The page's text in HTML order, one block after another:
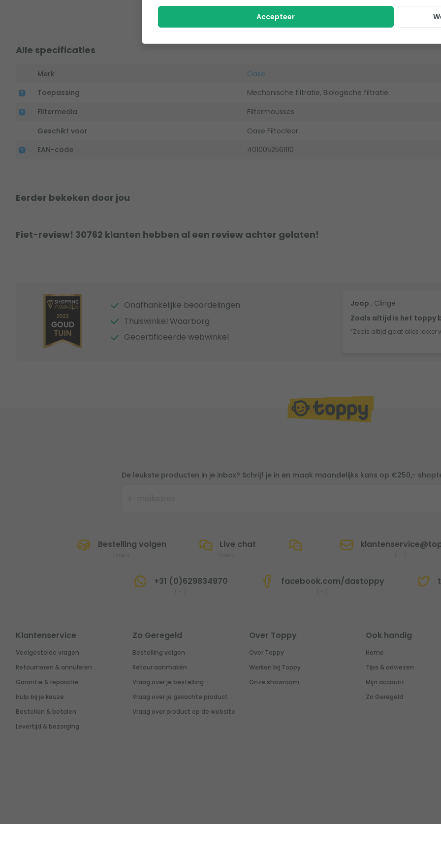
Alle specificaties
Merk
Oase
Toepassing
Mechanische filtratie, Biologische filtratie
Filtermedia
Filtermousses
Geschikt voor
Oase Filtoclear
EAN-code
4010052561110
Eerder bekeken door jou
Fiet-review! 30762 klanten hebben al een review achter gelaten!
Onafhankelijke beoordelingen
Thuiswinkel Waarborg
Gecertificeerde webwinkel
Joop , Clinge
Zoals altijd is het toppy
“Zoals altijd gaat alles lekker
De leukste producten in je inbox? Schrijf je in en maak maandelijks kans op €250,-
Bestelling volgen Live chat
+31 (0)629834970 facebook.com/dastoppy
Klantenservice
Veelgestelde vragen
Retourneren & annuleren
Garantie & reparatie
Hulp bij je keuze
Bestellen & betalen
Levertijd & bezorging
Zo Geregeld
Bestelling volgen
Retour aanmaken
Vraag over je bestelling
Vraag over je gekochte product
Vraag over product op de website
Over Toppy
Over Toppy
Werken bij Toppy
Onze showroom
Ook handig
Home
Tips & adviezen
Mijn account
Zo Geregeld
Accepteer